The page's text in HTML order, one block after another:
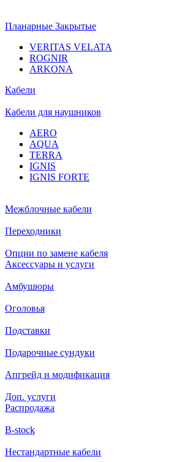
Планарные Закрытые
VERITAS VELATA
ROGNIR
ARKONA
Кабели
Кабели для наушников
AERO
AQUA
TERRA
IGNIS
IGNIS FORTE
Межблочные кабели
Переходники
Опции по замене кабеля
Аксессуары и услуги
Амбушюры
Оголовья
Подставки
Подарочные сундуки
Апгрейд и модификация
Доп. услуги
Распродажа
B-stock
Нестандартные кабели